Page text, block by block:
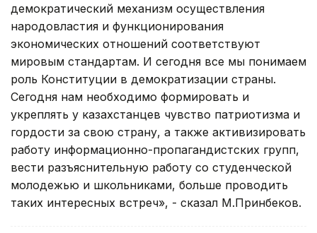
демократический механизм осуществления
народовластия и функционирования
экономических отношений соответствуют
мировым стандартам. И сегодня все мы понимаем
роль Конституции в демократизации страны.
Сегодня нам необходимо формировать и
укреплять у казахстанцев чувство патриотизма и
гордости за свою страну, а также активизировать
работу информационно-пропагандистских групп,
вести разъяснительную работу со студенческой
молодежью и школьниками, больше проводить
таких интересных встреч», - сказал М.Принбеков.